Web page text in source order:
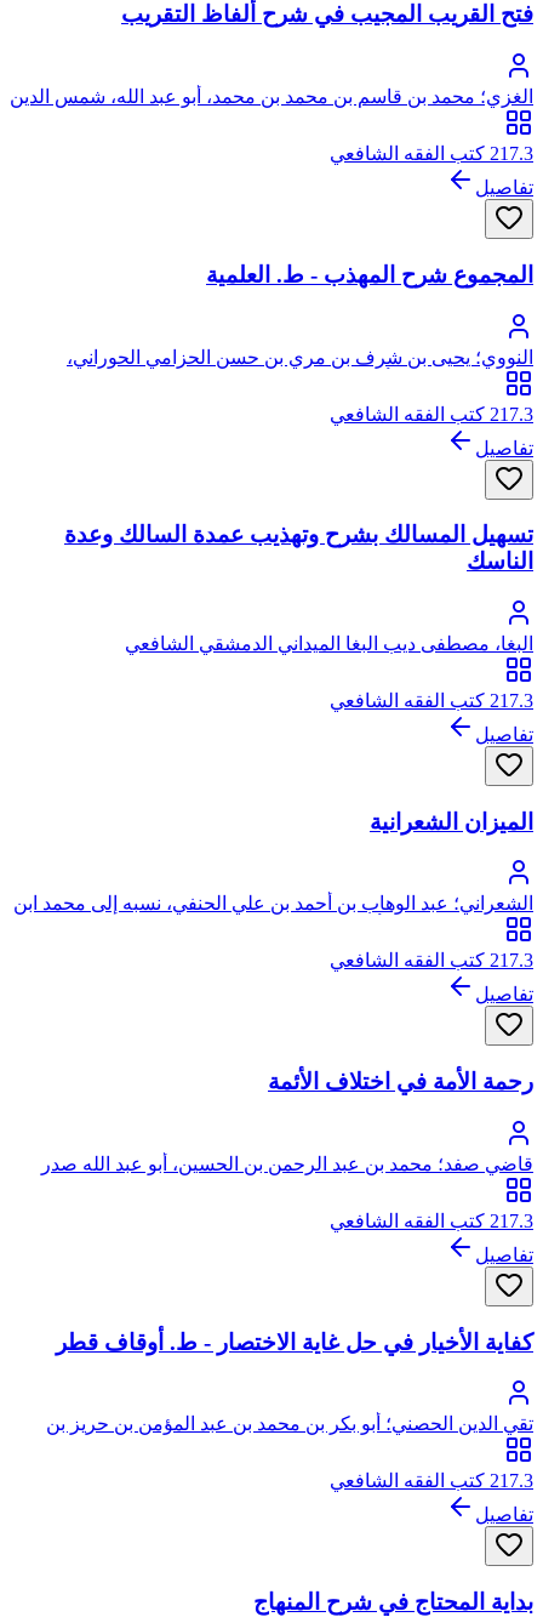
فتح القريب المجيب في شرح ألفاظ التقريب
الغزي؛ محمد بن قاسم بن محمد بن محمد، أبو عبد الله، شمس الدين
الغزي، ويعرف بابن قاسم وبابن الغرابيلي
217.3 كتب الفقه الشافعي
تفاصيل
المجموع شرح المهذب - ط. العلمية
النووي؛ يحيى بن شرف بن مري بن حسن الحزامي الحوراني،
النووي، الشافعي، أبو زكريا، محيي الدين
217.3 كتب الفقه الشافعي
تفاصيل
تسهيل المسالك بشرح وتهذيب عمدة السالك وعدة
الناسك
البغا، مصطفى ديب البغا الميداني الدمشقي الشافعي
217.3 كتب الفقه الشافعي
تفاصيل
الميزان الشعرانية
الشعراني؛ عبد الوهاب بن أحمد بن علي الحنفي، نسبه إلى محمد ابن
الحنفية، الشعراني، أبو محمد
217.3 كتب الفقه الشافعي
تفاصيل
رحمة الأمة في اختلاف الأئمة
قاضي صفد؛ محمد بن عبد الرحمن بن الحسين، أبو عبد الله صدر
الدين الدمشقي العثماني الصفدي الشافعي المعروف بقاضي صفد
217.3 كتب الفقه الشافعي
تفاصيل
كفاية الأخيار في حل غاية الاختصار - ط. أوقاف قطر
تقي الدين الحصني؛ أبو بكر بن محمد بن عبد المؤمن بن حريز بن
معلى الحسيني الحصني، تقي الدين
217.3 كتب الفقه الشافعي
تفاصيل
بداية المحتاج في شرح المنهاج